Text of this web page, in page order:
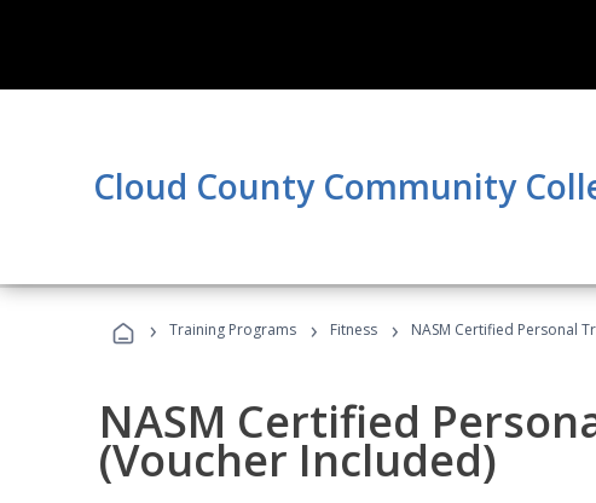
Cloud County Community
› Training Programs › Fitness › NASM Certified Personal
NASM Certified
(Voucher Included)